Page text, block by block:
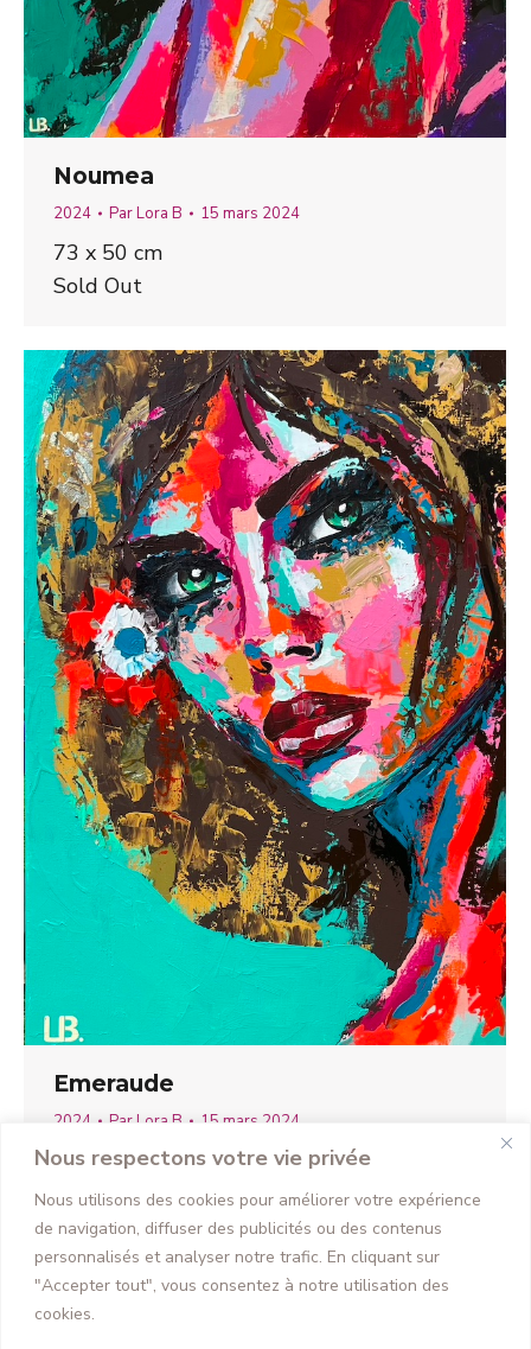
Nous respectons votre vie privée
Nous utilisons des cookies pour améliorer votre expérience
de navigation, diffuser des publicités ou des contenus
personnalisés et analyser notre trafic. En cliquant sur
"Accepter tout", vous consentez à notre utilisation des
cookies.
Noumea
2024 ParLora B 15 mars 2024
73 x 50 cm
Sold Out
Emeraude
2024 ParLora B 15 mars 2024
73 x 50 cm
2024
500 €